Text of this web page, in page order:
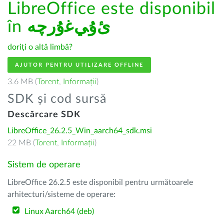
LibreOffice este disponibil
în ﺉۇﻲﻏۇﺭچە
doriți o altă limbă?
AJUTOR PENTRU UTILIZARE OFFLINE
3.6 MB (Torent, Informații)
SDK și cod sursă
Descărcare SDK
LibreOffice_26.2.5_Win_aarch64_sdk.msi
22 MB (Torent, Informații)
Sistem de operare
LibreOffice 26.2.5 este disponibil pentru următoarele
arhitecturi/sisteme de operare:
Linux Aarch64 (deb)